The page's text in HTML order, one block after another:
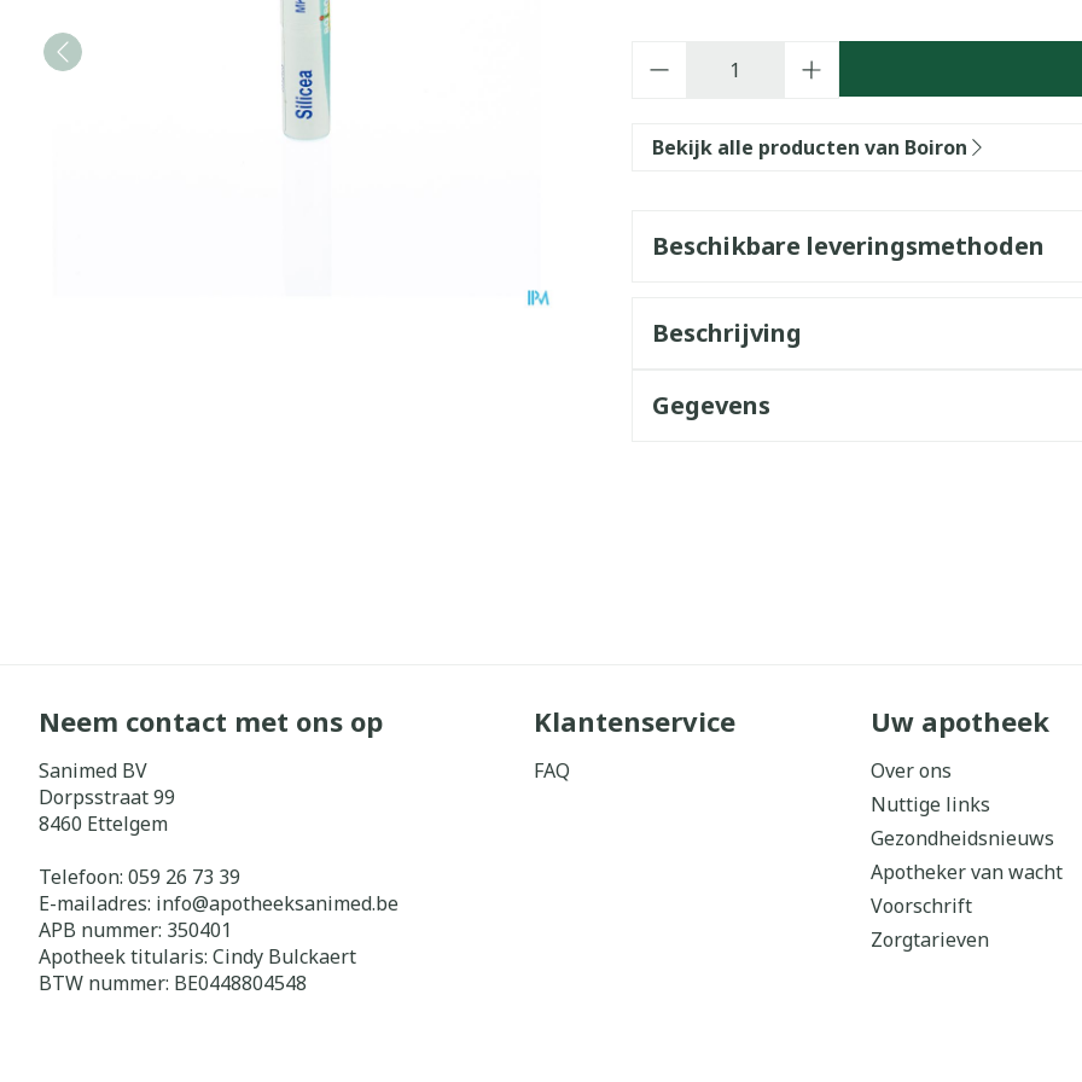
Bekijk alle producten van Boiron
Beschikbare leveringsmethoden
Beschrijving
Gegevens
Neem contact met ons op
Sanimed BV
Dorpsstraat 99
8460 Ettelgem
Telefoon: 059 26 73 39
E-mailadres: info@apotheeksanimed.be
APB nummer: 350401
Apotheek titularis: Cindy Bulckaert
BTW nummer: BE0448804548
Klantenservice
FAQ
Uw apotheek
Over ons
Nuttige links
Gezondheidsnieuws
Apotheker van wacht
Voorschrift
Zorgtarieven